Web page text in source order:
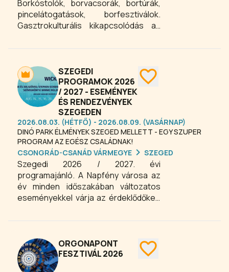
keresnek Szegeden.
Borkóstolók, borvacsorák, bortúrák,
pincelátogatások, borfesztiválok.
Gasztrokulturális kikapcsolódás az
kirándulás, egyedülálló esti program?
SZEGEDI
PROGRAMOK 2026
/ 2027 - ESEMÉNYEK
ÉS RENDEZVÉNYEK
SZEGEDEN
2026.08.03. (HÉTFŐ) - 2026.08.09. (VASÁRNAP)
DINÓ PARK ÉLMÉNYEK SZEGED MELLETT - EGY SZUPER
PROGRAM AZ EGÉSZ CSALÁDNAK!
CSONGRÁD-CSANÁD VÁRMEGYE
SZEGED
Szegedi 2026 / 2027. évi
programajánló. A Napfény városa az
év minden időszakában változatos
eseményekkel várja az érdeklődőket.
kulturális rendezvények és családi
gasztronómiai és közösségi esemény
is szerepel a kínálatban. Böngészd át
a Szeged programok és szegedi
ORGONAPONT
FESZTIVÁL 2026